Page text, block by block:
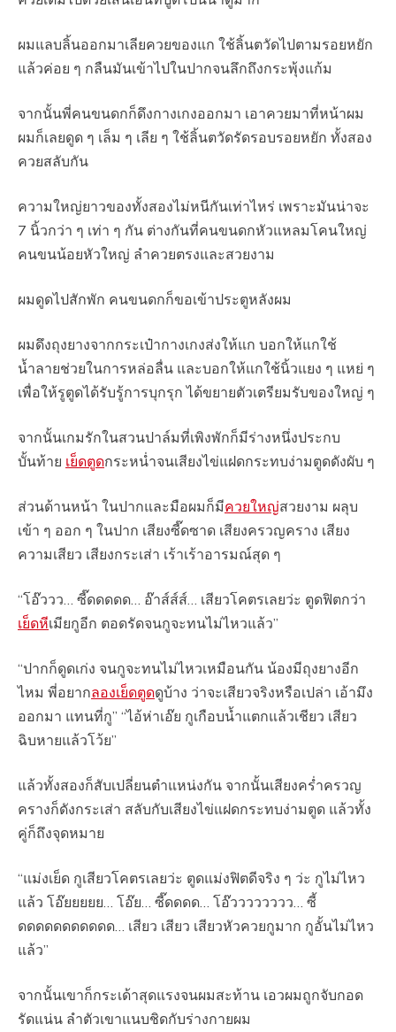
ผมแลบลิ้นออกมาเลียควยของแก ใช้ลิ้นตวัดไปตามรอยหยัก
แล้วค่อย ๆ กลืนมันเข้าไปในปากจนลึกถึงกระพุ้งแก้ม
จากนั้นพี่คนขนดกก็ดึงกางเกงออกมา เอาควยมาที่หน้าผม
ผมก็เลยดูด ๆ เล็ม ๆ เลีย ๆ ใช้ลิ้นตวัดรัดรอบรอยหยัก ทั้งสอง
ควยสลับกัน
ความใหญ่ยาวของทั้งสองไม่หนีกันเท่าไหร่ เพราะมันน่าจะ
7 นิ้วกว่า ๆ เท่า ๆ กัน ต่างกันที่คนขนดกหัวแหลมโคนใหญ่
คนขนน้อยหัวใหญ่ ลำควยตรงและสวยงาม
ผมดูดไปสักพัก คนขนดกก็ขอเข้าประตูหลังผม
ผมดึงถุงยางจากกระเป๋ากางเกงส่งให้แก บอกให้แกใช้
น้ำลายช่วยในการหล่อลื่น และบอกให้แกใช้นิ้วแยง ๆ แหย่ ๆ
เพื่อให้รูตูดได้รับรู้การบุกรุก ได้ขยายตัวเตรียมรับของใหญ่ ๆ
จากนั้นเกมรักในสวนปาล์มที่เพิงพักก็มีร่างหนึ่งประกบ
บั้นท้าย เย็ดตูดกระหน่ำจนเสียงไข่แฝดกระทบง่ามตูดดังผับ ๆ
ส่วนด้านหน้า ในปากและมือผมก็มีควยใหญ่สวยงาม ผลุบ
เข้า ๆ ออก ๆ ในปาก เสียงซี๊ดซาด เสียงครวญคราง เสียง
ความเสียว เสียงกระเส่า เร้าเร้าอารมณ์สุด ๆ
“โอ๊ววว… ซี๊ดดดดด… อ๊าส์ส์ส์… เสียวโคตรเลยว่ะ ตูดฟิตกว่า
เย็ดหีเมียกูอีก ตอดรัดจนกูจะทนไม่ไหวแล้ว”
“ปากก็ดูดเก่ง จนกูจะทนไม่ไหวเหมือนกัน น้องมีถุงยางอีก
ไหม พี่อยากลองเย็ดตูดดูบ้าง ว่าจะเสียวจริงหรือเปล่า เอ้ามึง
ออกมา แทนที่กู” “ไอ้ห่าเอ๊ย กูเกือบน้ำแตกแล้วเชียว เสียว
ฉิบหายแล้วโว้ย”
แล้วทั้งสองก็สับเปลี่ยนตำแหน่งกัน จากนั้นเสียงคร่ำครวญ
ครางก็ดังกระเส่า สลับกับเสียงไข่แฝดกระทบง่ามตูด แล้วทั้ง
คู่ก็ถึงจุดหมาย
“แม่งเย็ด กูเสียวโคตรเลยว่ะ ตูดแม่งฟิตดีจริง ๆ ว่ะ กูไม่ไหว
แล้ว โอ๊ยยยยย… โอ๊ย… ซี๊ดดดด… โอ๊วววววววว… ซี้
ดดดดดดดดดดด… เสียว เสียว เสียวหัวควยกูมาก กูอั้นไม่ไหว
แล้ว”
จากนั้นเขาก็กระเด้าสุดแรงจนผมสะท้าน เอวผมถูกจับกอด
รัดแน่น ลำตัวเขาแนบชิดกับร่างกายผม